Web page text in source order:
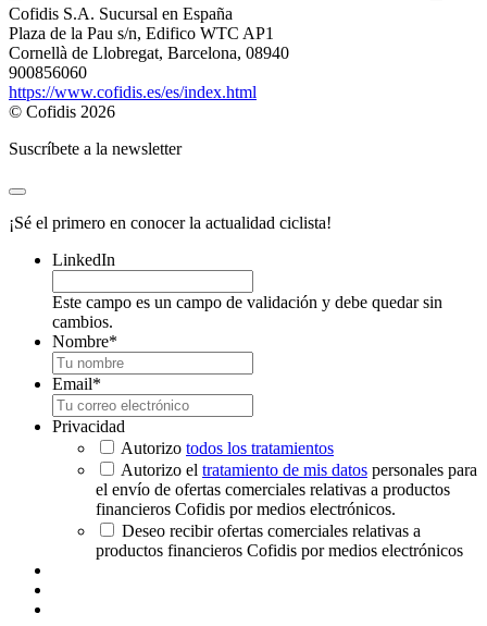
Cofidis S.A. Sucursal en España
Plaza de la Pau s/n, Edifico WTC AP1
Cornellà de Llobregat, Barcelona, 08940
900856060
https://www.cofidis.es/es/index.html
© Cofidis 2026
Suscríbete a la newsletter
¡Sé el primero en conocer la actualidad ciclista!
LinkedIn
Este campo es un campo de validación y debe quedar sin
cambios.
Nombre*
Email*
Privacidad
Autorizo todos los tratamientos
Autorizo el tratamiento de mis datos personales para
el envío de ofertas comerciales relativas a productos
financieros Cofidis por medios electrónicos.
Deseo recibir ofertas comerciales relativas a
productos financieros Cofidis por medios electrónicos